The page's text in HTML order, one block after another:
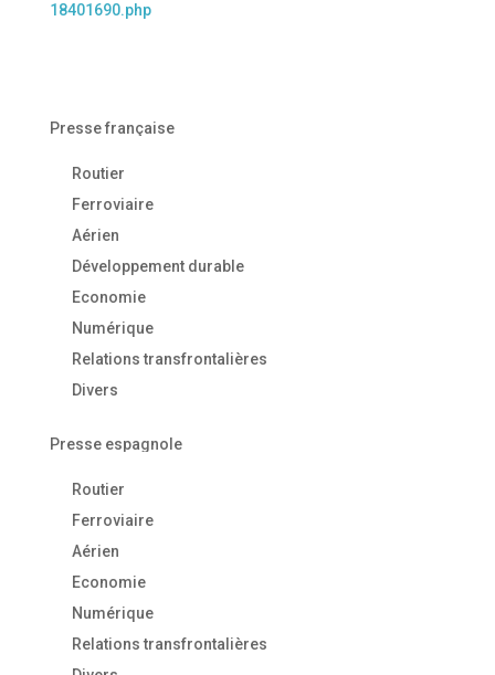
18401690.php
Presse française
Routier
Ferroviaire
Aérien
Développement durable
Economie
Numérique
Relations transfrontalières
Divers
Presse espagnole
Routier
Ferroviaire
Aérien
Economie
Numérique
Relations transfrontalières